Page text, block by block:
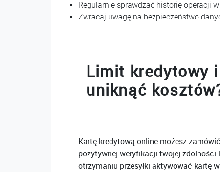
Regularnie sprawdzać historię operacji
Zwracaj uwagę na bezpieczeństwo
Limit kredytowy
uniknąć
Kartę kredytową online możesz
pozytywnej weryfikacji twojej zdolności
otrzymaniu przesyłki aktywować kartę